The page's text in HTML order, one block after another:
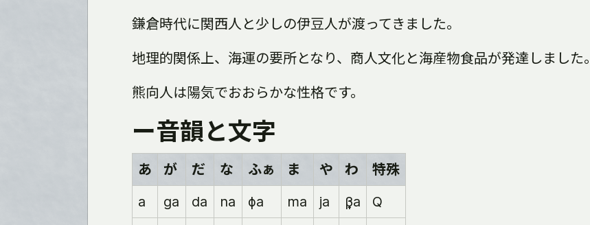
鎌倉時代に関西人と少しの伊豆人が渡ってきました。
地理的関係上、海運の要所となり、商人文化と海産物食品が発達しました。
熊向人は陽気でおおらかな性格です。
ー音韻と文字
あ が だ な ふぁ ま や わ
特殊
a
ga da na ɸa ma ja β̞a
Q